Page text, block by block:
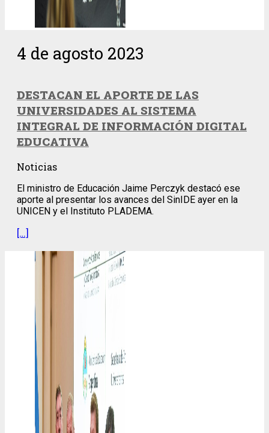
4 de agosto 2023
DESTACAN EL APORTE DE LAS
UNIVERSIDADES AL SISTEMA
INTEGRAL DE INFORMACIÓN DIGITAL
EDUCATIVA
Noticias
El ministro de Educación Jaime Perczyk destacó ese
aporte al presentar los avances del SinIDE ayer en la
UNICEN y el Instituto PLADEMA.
[…]